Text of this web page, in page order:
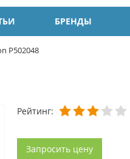
БРЕНДЫ
P502048
Рейтинг:
Запросить цену